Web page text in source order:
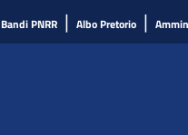
Bandi PNRR | Albo Pretorio |